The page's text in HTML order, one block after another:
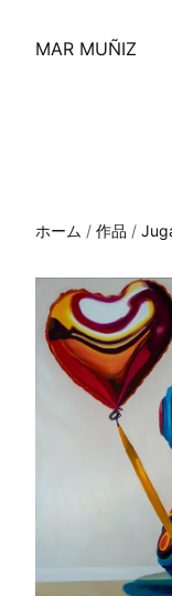
MAR MUÑIZ
ホーム / 作品 /